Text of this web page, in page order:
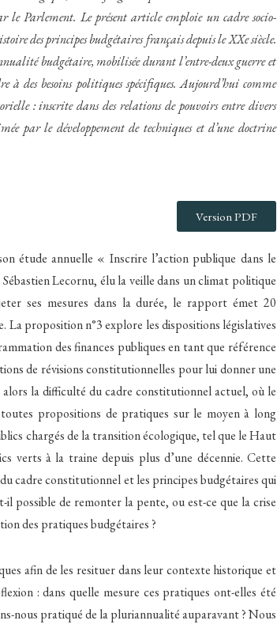
Parlement. Le présent article emploie un cadre socio-
des principes budgétaires français depuis le XXe siècle.
budgétaire, mobilisée durant l’entre-deux guerre et
des besoins politiques spécifiques. Aujourd’hui comme
: inscrite dans des relations de pouvoirs entre divers
par le développement de techniques et d’une doctrine
Version PDF
étude annuelle « Inscrire l’action publique dans le
Lecornu, élu la veille dans un climat politique
ses mesures dans la durée, le rapport émet 20
proposition n°3 explore les dispositions législatives
des finances publiques en tant que référence
de révisions constitutionnelles pour lui donner une
la difficulté du cadre constitutionnel actuel, où le
propositions de pratiques sur le moyen à long
chargés de la transition écologique, tel que le Haut
verts à la traine depuis plus d’une décennie. Cette
cadre constitutionnel et les principes budgétaires qui
il possible de remonter la pente, ou est-ce que la crise
des pratiques budgétaires ?
afin de les resituer dans leur contexte historique et
: dans quelle mesure ces pratiques ont-elles été
nous pratiqué de la pluriannualité auparavant ? Nous